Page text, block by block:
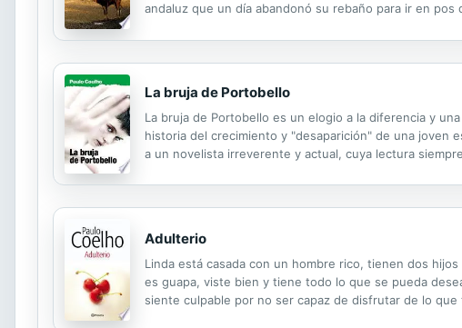
andaluz que un día abandonó su rebaño para ir en
La bruja de Portobello
La bruja de Portobello es un elogio a la diferencia y
historia del crecimiento y "desaparición" de una joven
a un novelista irreverente y actual, cuya lectura
Adulterio
Linda está casada con un hombre rico, tienen dos
es guapa, viste bien y tiene todo lo que se pueda
siente culpable por no ser capaz de disfrutar de lo